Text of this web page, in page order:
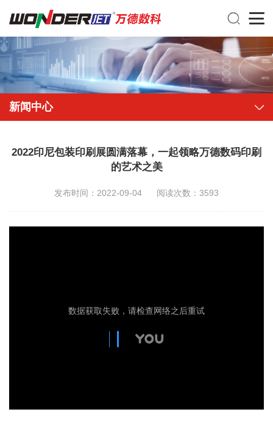
新闻中心
2022印尼包装印刷展圆满落幕，一起领略万德数码印刷
的艺术之美
发布时间：2022-09-04 阅读次数：3593